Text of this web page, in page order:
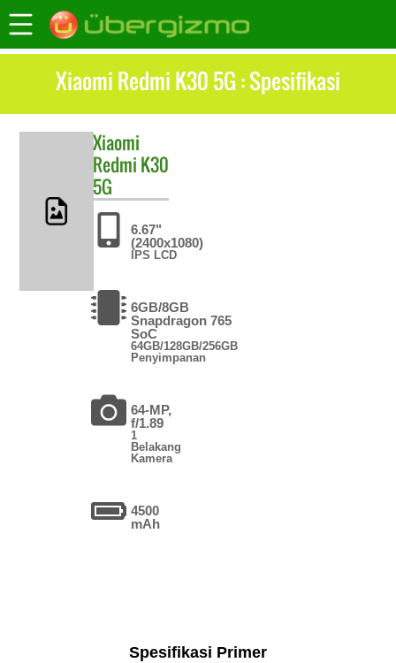
Xiaomi Redmi K30 5G : Spesifikasi
Xiaomi
Redmi K30
5G
6.67"
(2400x1080)
IPS LCD
6GB/8GB
Snapdragon 765
SoC
64GB/128GB/256GB
Penyimpanan
64-MP,
f/1.89
1
Belakang
Kamera
4500
mAh
Spesifikasi Primer